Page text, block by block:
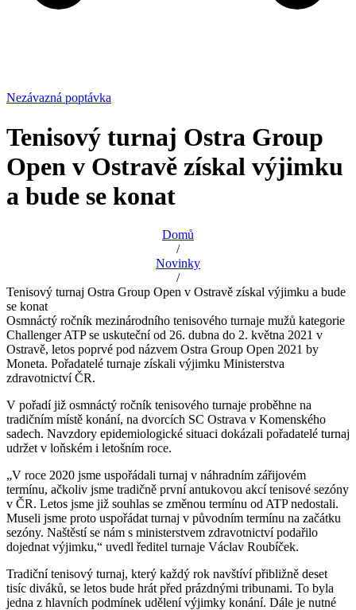
Nezávazná poptávka
Tenisový turnaj Ostra Group
Open v Ostravě získal výjimku
a bude se konat
Domů
/
Novinky
/
Tenisový turnaj Ostra Group Open v Ostravě získal výjimku a bude
se konat
Osmnáctý ročník mezinárodního tenisového turnaje mužů kategorie
Challenger ATP se uskuteční od 26. dubna do 2. května 2021 v
Ostravě, letos poprvé pod názvem Ostra Group Open 2021 by
Moneta. Pořadatelé turnaje získali výjimku Ministerstva
zdravotnictví ČR.
V pořadí již osmnáctý ročník tenisového turnaje proběhne na
tradičním místě konání, na dvorcích SC Ostrava v Komenského
sadech. Navzdory epidemiologické situaci dokázali pořadatelé turnaj
udržet v loňském i letošním roce.
„V roce 2020 jsme uspořádali turnaj v náhradním zářijovém
termínu, ačkoliv jsme tradičně první antukovou akcí tenisové sezóny
v ČR. Letos jsme již souhlas se změnou termínu od ATP nedostali.
Museli jsme proto uspořádat turnaj v původním termínu na začátku
sezóny. Naštěstí se nám s ministerstvem zdravotnictví podařilo
dojednat výjimku,“ uvedl ředitel turnaje Václav Roubíček.
Tradiční tenisový turnaj, který každý rok navštíví přibližně deset
tisíc diváků, se letos bude hrát před prázdnými tribunami. To byla
jedna z hlavních podmínek udělení výjimky konání. Dále je nutné